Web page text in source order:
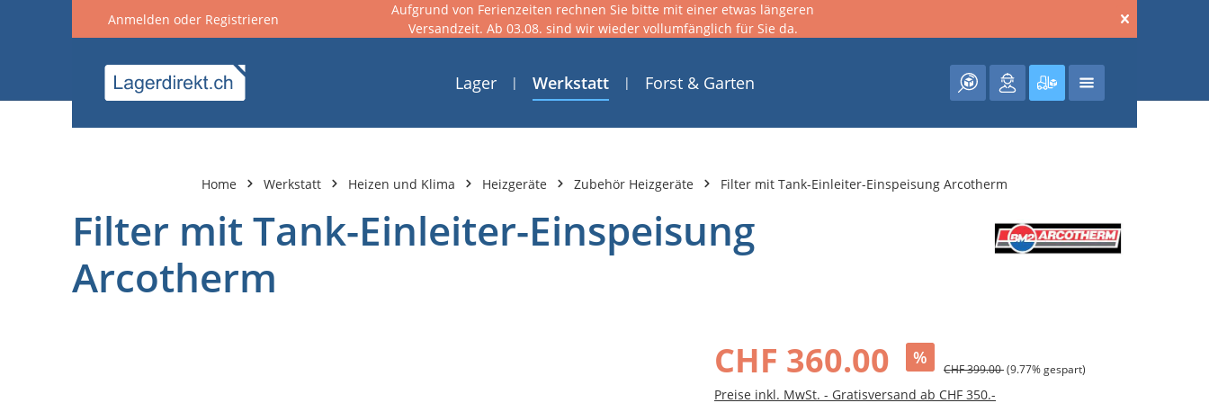
Zur Hauptnavigation springen
Anmelden oder Registrieren
Aufgrund von Ferienzeiten rechnen Sie bitte mit einer etwas längeren
Versandzeit. Ab 03.08. sind wir wieder vollumfänglich für Sie da.
Lager Werkstatt Forst & Garten Warenkorb enthält 0
Home Werkstatt Heizen und Klima Heizgeräte Zubehör Heizgeräte Filter mit Tank-Einleiter-Einspeisung Arcotherm
Filter mit Tank-Einleiter-Einspeisung
Arcotherm
CHF 360.00 %
CHF 399.00(9.77% gespart)
Preise inkl. MwSt. - Gratisversand ab CHF 350.-